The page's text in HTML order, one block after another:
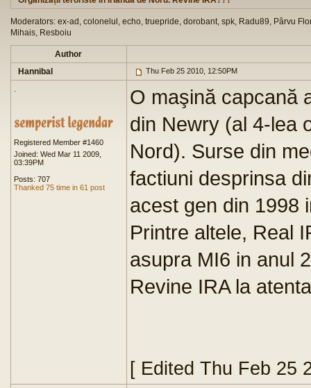
Moderators: ex-ad, colonelul, echo, truepride, dorobant, spk, Radu89, Pârvu
Mihais, Resboiu
Author
Hannibal
Thu Feb 25 2010, 12:50PM
.
Registered Member #1460
Joined: Wed Mar 11 2009,
03:39PM
Posts: 707
Thanked 75 time in 61 post
O maşină capcană
din Newry (al 4-lea
Nord). Surse din
factiuni desprinsa
acest gen din 1998
Printre altele, Real
asupra MI6 in anul
Revine IRA la
[ Edited Thu Feb 25